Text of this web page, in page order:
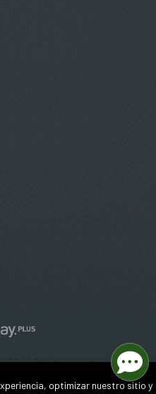
vendo conBsale
optimizar nuestro sitio y